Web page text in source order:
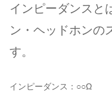
インピーダンスと
ン・ヘッドホンの
す。
インピーダンス：○○Ω